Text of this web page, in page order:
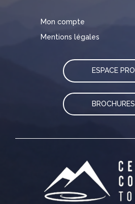
Mon compte
Mentions légales
ESPACE PRO
BROCHURES